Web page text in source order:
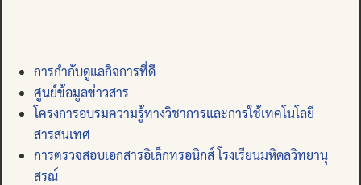
การกำกับดูแลกิจการที่ดี
ศูนย์ข้อมูลข่าวสาร
โครงการอบรมความรู้ทางวิชาการและการใช้เทคโนโลยี
สารสนเทศ
การตรวจสอบเอกสารอิเล็กทรอนิกส์ โรงเรียนมหิดลวิทยานุ
สรณ์